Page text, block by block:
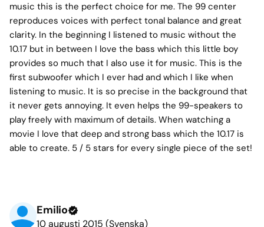
music this is the perfect choice for me. The 99 center
reproduces voices with perfect tonal balance and great
clarity. In the beginning I listened to music without the
10.17 but in between I love the bass which this little boy
provides so much that I also use it for music. This is the
first subwoofer which I ever had and which I like when
listening to music. It is so precise in the background that
it never gets annoying. It even helps the 99-speakers to
play freely with maximum of details. When watching a
movie I love that deep and strong bass which the 10.17 is
able to create. 5 / 5 stars for every single piece of the set!
Emilio
10 augusti 2015 (Svenska)